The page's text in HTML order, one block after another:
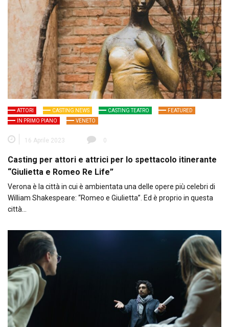
ATTORI CASTING NEWS CASTING TEATRO
FEATURED
IN PRIMO PIANO
VENETO
16 Aprile 2023 0
Casting per attori e attrici per lo spettacolo itinerante
“Giulietta e Romeo Re Life”
Verona è la città in cui è ambientata una delle opere più celebri di
William Shakespeare: “Romeo e Giulietta”. Ed è proprio in questa
città…